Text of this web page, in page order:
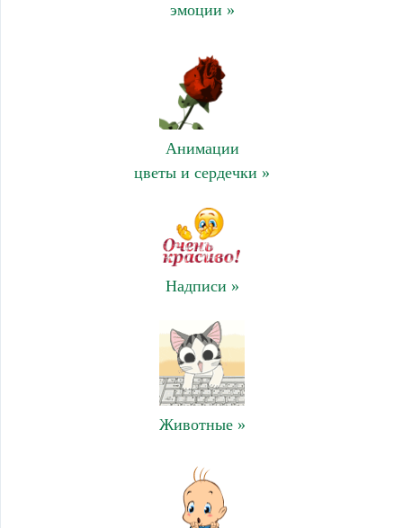
эмоции »
Анимации
цветы и сердечки »
Надписи »
Животные »